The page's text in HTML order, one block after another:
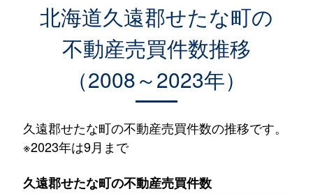
北海道久遠郡せたな町の
不動産売買件数推移
（2008～2023年）
久遠郡せたな町の不動産売買件数の推移です。
※2023年は9月まで
久遠郡せたな町の不動産売買件数